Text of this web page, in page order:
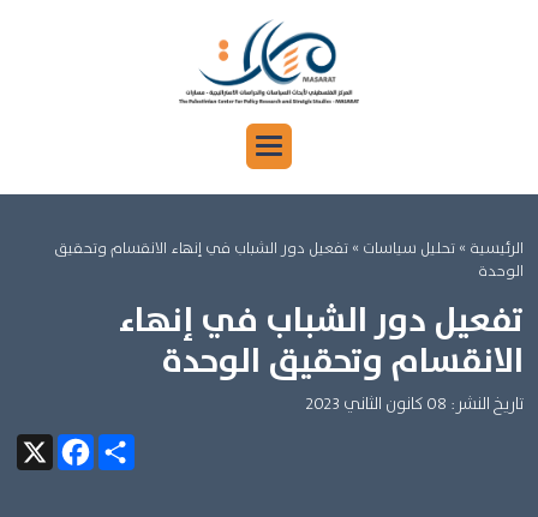
الرئيسية » تحليل سياسات » تفعيل دور الشباب في إنهاء الانقسام وتحقيق
الوحدة
تفعيل دور الشباب في إنهاء
الانقسام وتحقيق الوحدة
تاريخ النشر: 08 كانون الثاني 2023
X
FacebookShare